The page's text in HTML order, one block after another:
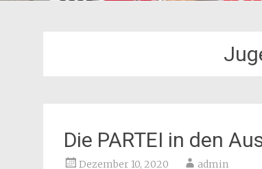
Die PARTEI in den
Dezember 10, 2020 admin